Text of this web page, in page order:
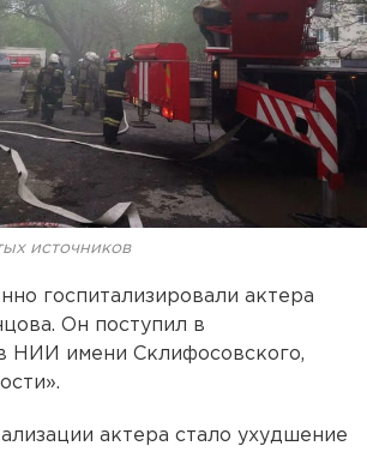
источников
госпитализировали актера
Он поступил в
НИИ имени Склифосовского,
актера стало ухудшение